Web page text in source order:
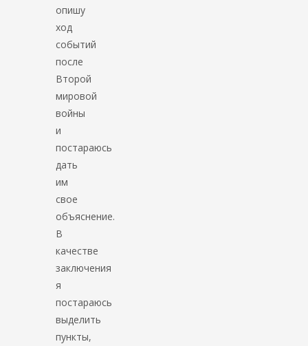
опишу
ход
событий
после
Второй
мировой
войны
и
постараюсь
дать
им
свое
объяснение.
В
качестве
заключения
я
постараюсь
выделить
пункты,